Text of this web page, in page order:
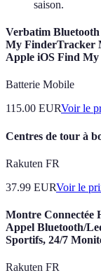
saison.
Verbatim
My FinderTracker
Apple iOS Find
Batterie Mobile
115.00 EURVoir le
Centres de tour à
Rakuten FR
37.99 EURVoir le
Montre Connectée
Appel Bluetooth/
Sportifs, 24/7
Rakuten FR